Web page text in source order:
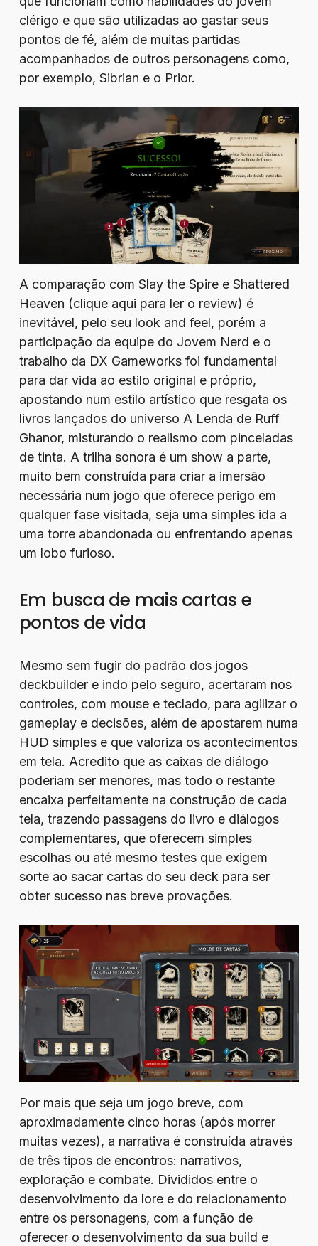
clérigo e que são utilizadas ao gastar seus
pontos de fé, além de muitas partidas
acompanhados de outros personagens como,
por exemplo, Sibrian e o Prior.
A comparação com Slay the Spire e Shattered
Heaven (clique aqui para ler o review) é
inevitável, pelo seu look and feel, porém a
participação da equipe do Jovem Nerd e o
trabalho da DX Gameworks foi fundamental
para dar vida ao estilo original e próprio,
apostando num estilo artístico que resgata os
livros lançados do universo A Lenda de Ruff
Ghanor, misturando o realismo com pinceladas
de tinta. A trilha sonora é um show a parte,
muito bem construída para criar a imersão
necessária num jogo que oferece perigo em
qualquer fase visitada, seja uma simples ida a
uma torre abandonada ou enfrentando apenas
um lobo furioso.
Em busca de mais cartas e
pontos de vida
Mesmo sem fugir do padrão dos jogos
deckbuilder e indo pelo seguro, acertaram nos
controles, com mouse e teclado, para agilizar o
gameplay e decisões, além de apostarem numa
HUD simples e que valoriza os acontecimentos
em tela. Acredito que as caixas de diálogo
poderiam ser menores, mas todo o restante
encaixa perfeitamente na construção de cada
tela, trazendo passagens do livro e diálogos
complementares, que oferecem simples
escolhas ou até mesmo testes que exigem
sorte ao sacar cartas do seu deck para ser
obter sucesso nas breve provações.
Por mais que seja um jogo breve, com
aproximadamente cinco horas (após morrer
muitas vezes), a narrativa é construída através
de três tipos de encontros: narrativos,
exploração e combate. Divididos entre o
desenvolvimento da lore e do relacionamento
entre os personagens, com a função de
oferecer o desenvolvimento da sua build e